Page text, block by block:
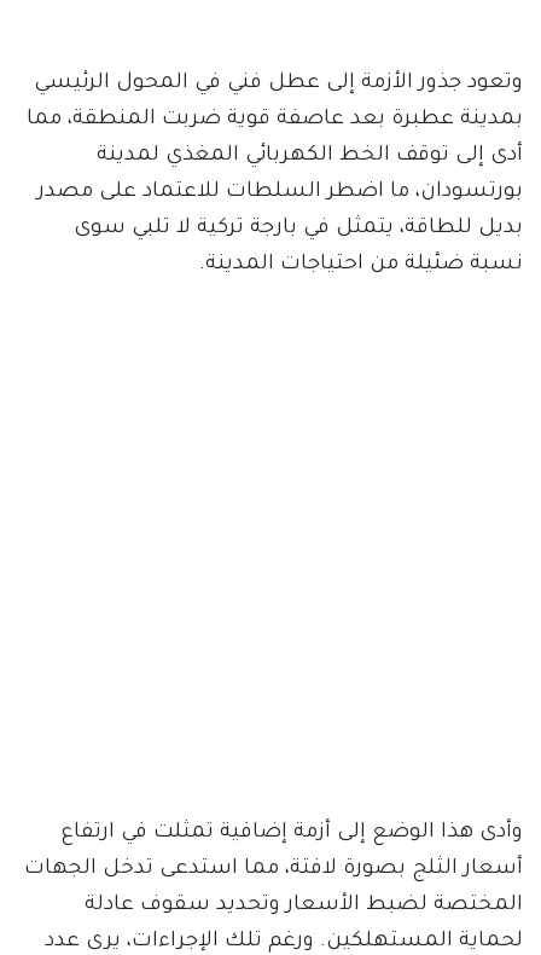
وتعود جذور الأزمة إلى عطل فني في المحول الرئيسي
بمدينة عطبرة بعد عاصفة قوية ضربت المنطقة، مما
أدى إلى توقف الخط الكهربائي المغذي لمدينة
بورتسودان، ما اضطر السلطات للاعتماد على مصدر
بديل للطاقة، يتمثل في بارجة تركية لا تلبي سوى
نسبة ضئيلة من احتياجات المدينة.
وأدى هذا الوضع إلى أزمة إضافية تمثلت في ارتفاع
أسعار الثلج بصورة لافتة، مما استدعى تدخل الجهات
المختصة لضبط الأسعار وتحديد سقوف عادلة
لحماية المستهلكين. ورغم تلك الإجراءات، يرى عدد